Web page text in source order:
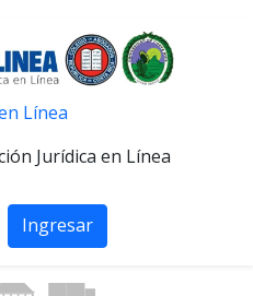
Línea
Jurídica en Línea
Ingresar